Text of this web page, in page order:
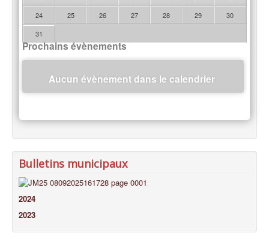
24
25 26 27 28 29
30
31
Prochains évènements
Aucun évènement dans le calendrier
Bulletins municipaux
2024
2023